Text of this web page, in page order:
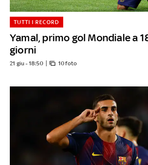
Yamal, primo gol Mondiale a
giorni
TUTTI I RECORD
21 giu - 18:50 10 foto